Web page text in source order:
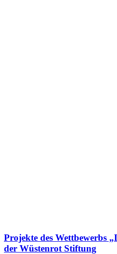
Projekte des Wettbewerbs
der Wüstenrot Stiftung